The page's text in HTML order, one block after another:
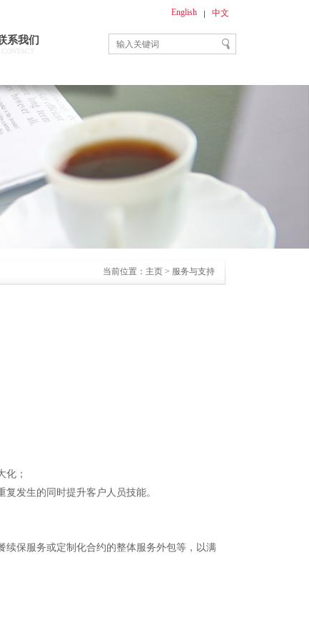
系我们
CONTACT
English 中文
当前位置： 主页 > 服务与支持
化；
发生的同时提升客户人员技能。
保服务或定制化合约的整体服务外包等，以满